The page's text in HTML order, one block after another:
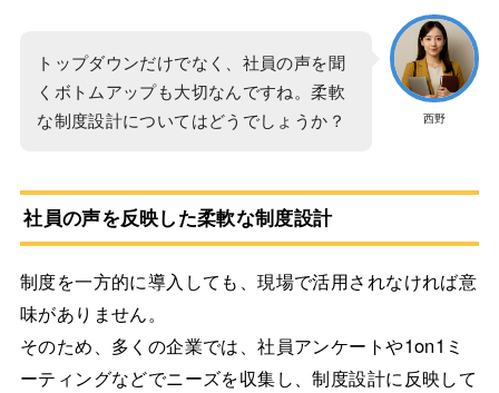
西野
トップダウンだけでなく、社員の声を聞
くボトムアップも大切なんですね。柔軟
な制度設計についてはどうでしょうか？
社員の声を反映した柔軟な制度設計
制度を一方的に導入しても、現場で活用されなければ意
味がありません。
そのため、多くの企業では、社員アンケートや1on1ミ
ーティングなどでニーズを収集し、制度設計に反映して